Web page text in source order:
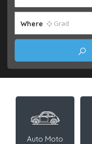
Where
Auto Moto